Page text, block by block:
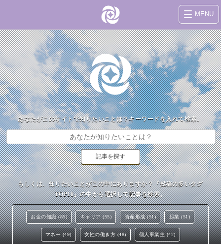
MENU
あなたがこのサイトで知りたいことは？キーワードを入れて検索。
もしくは、知りたいことがこの中にありますか？『投稿の多いタグ
TOP10』の中から選択して記事を検索。
お金の知識 (85) キャリア (55) 資産形成 (51) 起業 (51)
マネー (49) 女性の働き方 (48) 個人事業主 (42)